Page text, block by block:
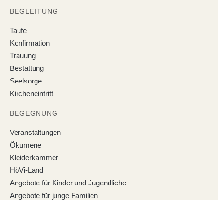
BEGLEITUNG
Taufe
Konfirmation
Trauung
Bestattung
Seelsorge
Kircheneintritt
BEGEGNUNG
Veranstaltungen
Ökumene
Kleiderkammer
HöVi-Land
Angebote für Kinder und Jugendliche
Angebote für junge Familien